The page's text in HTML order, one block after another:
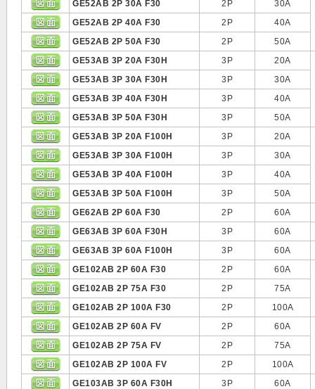
GE52AB 2P 30A F30 2P
30A
GE52AB 2P 40A F30
2P
40A
GE52AB 2P 50A F30
2P
50A
GE53AB 3P 20A F30H
3P
20A
GE53AB 3P 30A F30H
3P
30A
GE53AB 3P 40A F30H
3P
40A
GE53AB 3P 50A F30H
3P
50A
GE53AB 3P 20A F100H
3P
20A
GE53AB 3P 30A F100H
3P
30A
GE53AB 3P 40A F100H
3P
40A
GE53AB 3P 50A F100H
3P
50A
GE62AB 2P 60A F30
2P
60A
GE63AB 3P 60A F30H
3P
60A
GE63AB 3P 60A F100H
3P
60A
GE102AB 2P 60A F30
2P
60A
GE102AB 2P 75A F30
2P
75A
GE102AB 2P 100A F30
2P
100A
GE102AB 2P 60A FV
2P
60A
GE102AB 2P 75A FV
2P
75A
GE102AB 2P 100A FV
2P
100A
GE103AB 3P 60A F30H
3P
60A